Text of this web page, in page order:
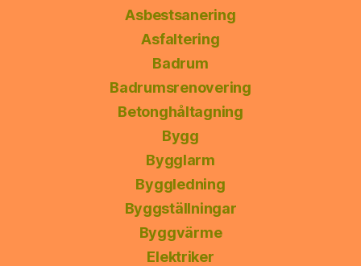
Asbestsanering
Asfaltering
Badrum
Badrumsrenovering
Betonghåltagning
Bygg
Bygglarm
Byggledning
Byggställningar
Byggvärme
Elektriker